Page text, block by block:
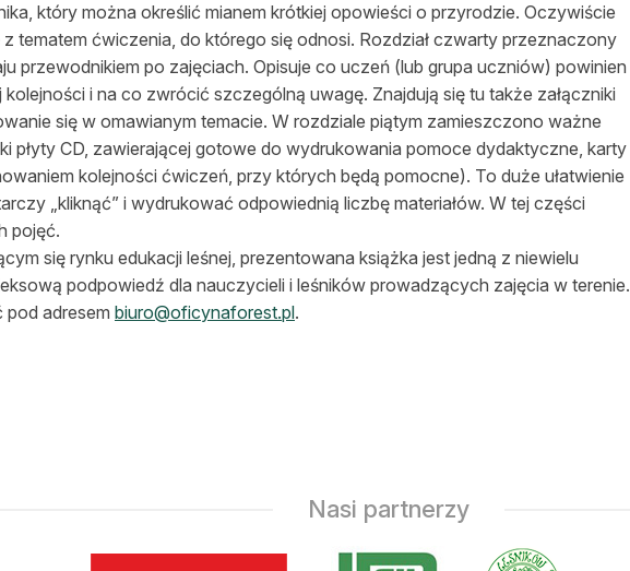
który można określić mianem krótkiej opowieści o przyrodzie. Oczywiście
tematem ćwiczenia, do którego się odnosi. Rozdział czwarty przeznaczony
przewodnikiem po zajęciach. Opisuje co uczeń (lub grupa uczniów) powinien
i na co zwrócić szczególną uwagę. Znajdują się tu także załączniki
się w omawianym temacie. W rozdziale piątym zamieszczono ważne
płyty CD, zawierającej gotowe do wydrukowania pomoce dydaktyczne, karty
kolejności ćwiczeń, przy których będą pomocne). To duże ułatwienie
„kliknąć” i wydrukować odpowiednią liczbę materiałów. W tej części
pojęć.
się rynku edukacji leśnej, prezentowana książka jest jedną z niewielu
podpowiedź dla nauczycieli i leśników prowadzących zajęcia w terenie.
adresem biuro@oficynaforest.pl.
Nasi partnerzy